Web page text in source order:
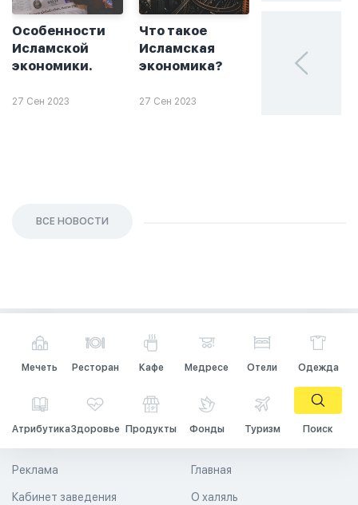
Особенности
Исламской
экономики.
27 Сен 2023
Что такое
Исламская
экономика?
27 Сен 2023
халяльное
ВСЕ НОВОСТИ
Мечеть Ресторан Кафе Медресе Отели Одежда
АтрибутикаЗдоровье Продукты Фонды Туризм Поиск
Главная
О халяль
Реклама
Кабинет заведения